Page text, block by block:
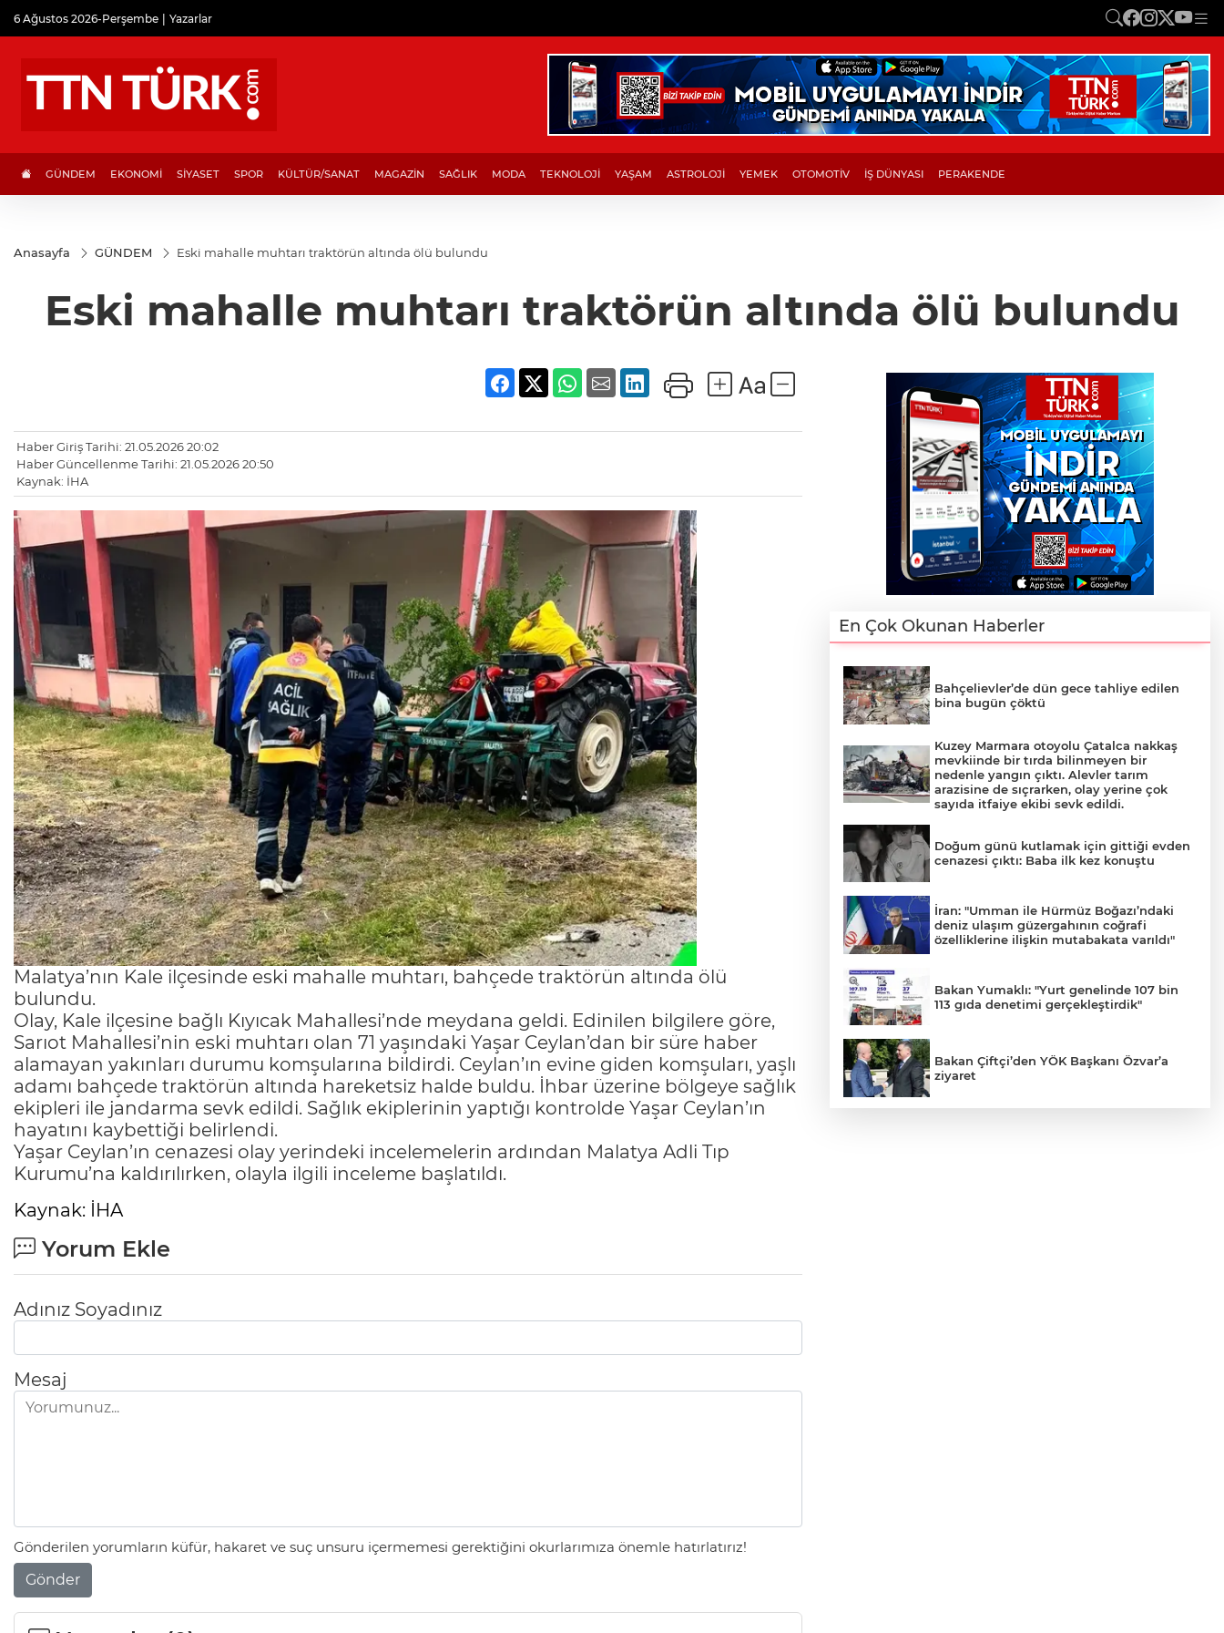
6 Ağustos 2026-Perşembe Yazarlar
GÜNDEM EKONOMİ SİYASET SPOR KÜLTÜR/SANAT MAGAZİN SAĞLIK MODA TEKNOLOJİ YAŞAM ASTROLOJİ YEMEK OTOMOTİV İŞ DÜNYASI PERAKENDE
Anasayfa GÜNDEM Eski mahalle muhtarı traktörün altında ölü bulundu
Eski mahalle muhtarı traktörün altında ölü bulundu
Haber Giriş Tarihi: 21.05.2026 20:02
Haber Güncellenme Tarihi: 21.05.2026 20:50
Kaynak: İHA
Malatya’nın Kale ilçesinde eski mahalle muhtarı, bahçede traktörün altında ölü
bulundu.
Olay, Kale ilçesine bağlı Kıyıcak Mahallesi’nde meydana geldi. Edinilen bilgilere göre,
Sarıot Mahallesi’nin eski muhtarı olan 71 yaşındaki Yaşar Ceylan’dan bir süre haber
alamayan yakınları durumu komşularına bildirdi. Ceylan’ın evine giden komşuları, yaşlı
adamı bahçede traktörün altında hareketsiz halde buldu. İhbar üzerine bölgeye sağlık
ekipleri ile jandarma sevk edildi. Sağlık ekiplerinin yaptığı kontrolde Yaşar Ceylan’ın
hayatını kaybettiği belirlendi.
Yaşar Ceylan’ın cenazesi olay yerindeki incelemelerin ardından Malatya Adli Tıp
Kurumu’na kaldırılırken, olayla ilgili inceleme başlatıldı.
Kaynak: İHA
Yorum Ekle
Adınız Soyadınız
Mesaj
Gönderilen yorumların küfür, hakaret ve suç unsuru içermemesi gerektiğini okurlarımıza önemle hatırlatırız!
Gönder
En Çok Okunan Haberler
Bahçelievler’de dün gece tahliye edilen
bina bugün çöktü
Kuzey Marmara otoyolu Çatalca nakkaş
mevkiinde bir tırda bilinmeyen bir
nedenle yangın çıktı. Alevler tarım
arazisine de sıçrarken, olay yerine çok
sayıda itfaiye ekibi sevk edildi.
Doğum günü kutlamak için gittiği evden
cenazesi çıktı: Baba ilk kez konuştu
İran: "Umman ile Hürmüz Boğazı’ndaki
deniz ulaşım güzergahının coğrafi
özelliklerine ilişkin mutabakata varıldı"
Bakan Yumaklı: "Yurt genelinde 107 bin
113 gıda denetimi gerçekleştirdik"
Bakan Çiftçi’den YÖK Başkanı Özvar’a
ziyaret